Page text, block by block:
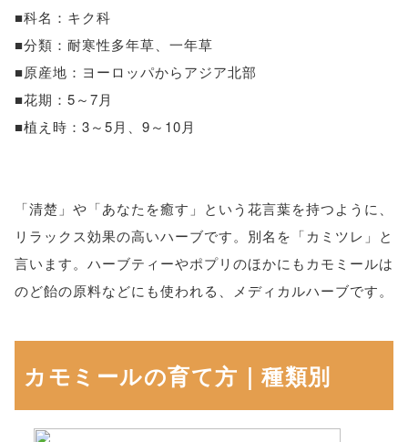
■科名：キク科
■分類：耐寒性多年草、一年草
■原産地：ヨーロッパからアジア北部
■花期：5～7月
■植え時：3～5月、9～10月
「清楚」や「あなたを癒す」という花言葉を持つように、
リラックス効果の高いハーブです。別名を「カミツレ」と
言います。ハーブティーやポプリのほかにもカモミールは
のど飴の原料などにも使われる、メディカルハーブです。
カモミールの育て方｜種類別